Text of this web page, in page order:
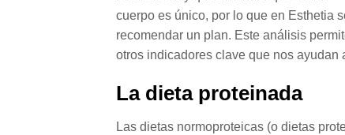
cuerpo es único, por lo que en Esthetia
recomendar un plan. Este análisis
otros indicadores clave que nos
La dieta proteinada
Las dietas normoproteicas (o dietas